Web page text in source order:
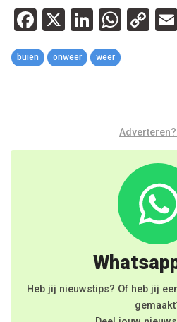
Facebook
X LinkedIn
buien onweer weer
Adverteren?
Heb jij nieuwstips? Of heb jij